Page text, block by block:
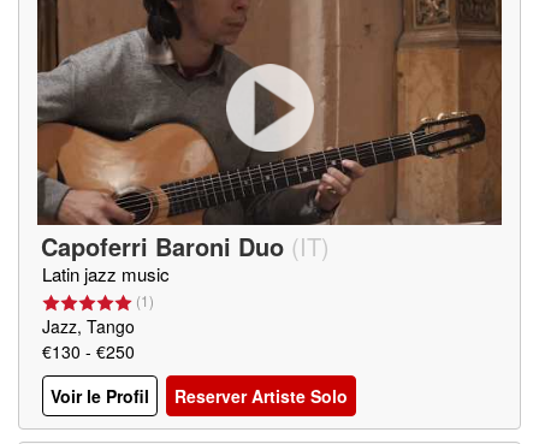
Capoferri Baroni Duo (IT)
Latin jazz music
(1)
Jazz, Tango
€130 - €250
Voir le Profil
Reserver Artiste Solo